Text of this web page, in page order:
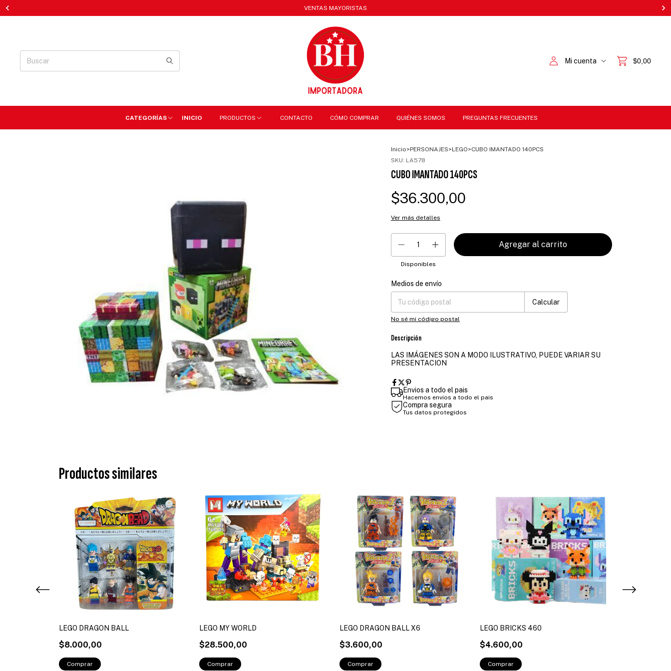
VENTAS MAYORISTAS
Mi cuenta $0,00
CATEGORÍAS INICIO PRODUCTOS CONTACTO CÓMO COMPRAR QUIÉNES SOMOS PREGUNTAS FRECUENTES
Inicio>PERSONAJES>LEGO>CUBO IMANTADO 140PCS
SKU: LA578
CUBO IMANTADO 140PCS
$36.300,00
Ver más detalles
Disponibles
Entregas para el CP:
Medios de envío
Calcular
No sé mi código postal
Descripción
LAS IMÁGENES SON A MODO ILUSTRATIVO, PUEDE VARIAR SU
PRESENTACION
Envios a todo el pais
Hacemos envios a todo el pais
Compra segura
Tus datos protegidos
Productos similares
LEGO DRAGON BALL
$8.000,00
LEGO MY WORLD
$28.500,00
LEGO DRAGON BALL X6
$3.600,00
LEGO BRICKS 460
$4.600,00